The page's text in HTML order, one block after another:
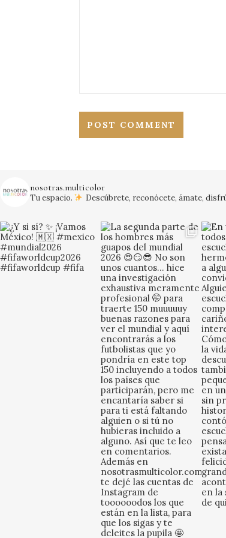
nosotras.multicolor
Tu espacio. Descúbrete, reconócete, ámate,
¡Vamos México!
#mexico #mundial20